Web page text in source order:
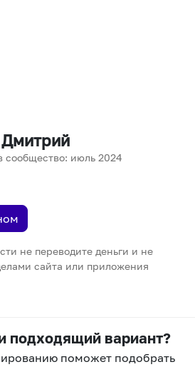
сообщество: июль 2024
не переводите деньги и не
сайта или приложения
подходящий вариант?
поможет подобрать